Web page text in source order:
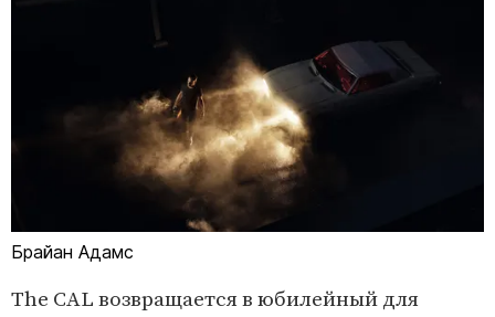
Брайан Адамс
The CAL возвращается в юбилейный для